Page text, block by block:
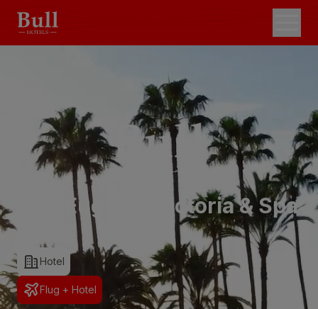
Bull Eugenia Victoria & Spa
Hotel
Flug + Hotel